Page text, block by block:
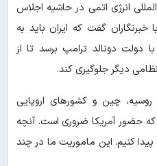
انرژی اتمی در حاشیه اجلاس
گفت که ایران باید به
دولت دونالد ترامپ برسد تا از
دیگر جلوگیری کند.
چین و کشور‌های اروپایی
حضور آمریکا ضروری است. آنچه
کنیم. این ماموریت ما در چند